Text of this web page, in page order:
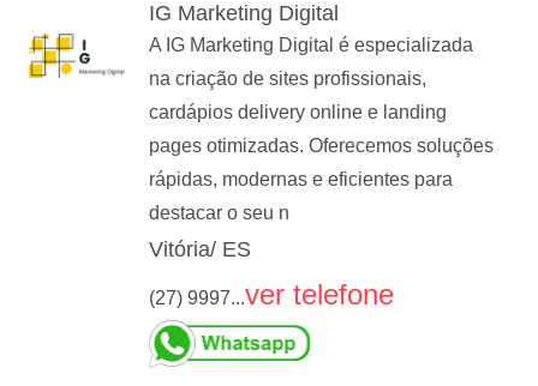
IG Marketing Digital
A IG Marketing Digital é especializada
na criação de sites profissionais,
cardápios delivery online e landing
pages otimizadas. Oferecemos soluções
rápidas, modernas e eficientes para
destacar o seu n
Vitória/ ES
(27) 9997...ver telefone